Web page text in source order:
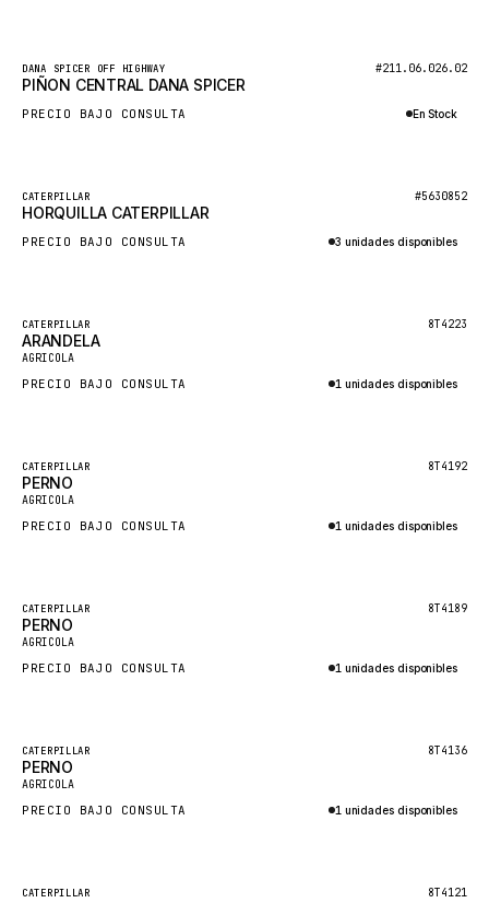
KALMAR
SDLG
GAME
CARMIX
DIECI
DOOSAN
HYSTER
FAUN
GROVE
MOXY
MANNESMANN
CLAAS
SANDVIK
HYCO
Nuevo
DANA SPICER OFF HIGHWAY #211.06.026.02
PIÑON CENTRAL DANA SPICER
PRECIO BAJO CONSULTA En Stock
Nuevo
CATERPILLAR #5630852
HORQUILLA CATERPILLAR
PRECIO BAJO CONSULTA 3 unidades disponibles
Destacado
Nuevo
CATERPILLAR 8T4223
ARANDELA
AGRICOLA
PRECIO BAJO CONSULTA 1 unidades disponibles
Destacado
Nuevo
CATERPILLAR 8T4192
PERNO
AGRICOLA
PRECIO BAJO CONSULTA 1 unidades disponibles
Destacado
Nuevo
CATERPILLAR 8T4189
PERNO
AGRICOLA
PRECIO BAJO CONSULTA 1 unidades disponibles
Destacado
Nuevo
CATERPILLAR 8T4136
PERNO
AGRICOLA
PRECIO BAJO CONSULTA 1 unidades disponibles
Destacado
CATERPILLAR 8T4121